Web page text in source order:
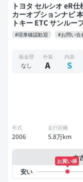
トヨタ セルシオ eR仕様 美品 禁煙車 整備記録簿あり
カーオプションナビ
トキー ETC サンルー
#現車確認歓迎 #お問い合
板金歴
なし
外装
A
内装
S
年式
2006
走行距離
5.8万km
中
お買い得